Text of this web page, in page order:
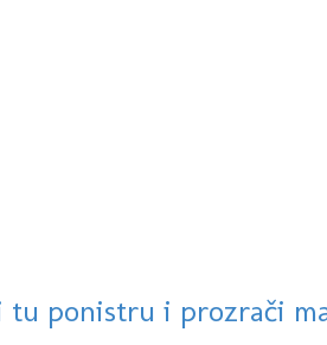
tu ponistru i prozrači